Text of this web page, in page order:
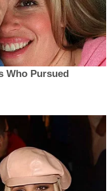
Who Pursued